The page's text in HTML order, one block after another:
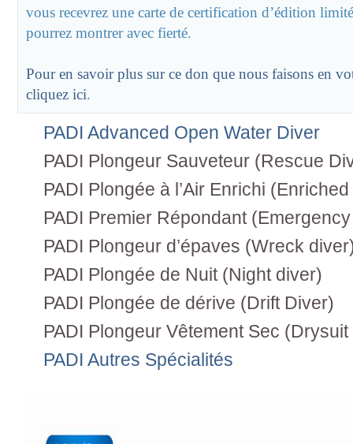
vous recevrez une carte de certification d’édition
pourrez montrer avec fierté.
Pour en savoir plus sur ce don que nous faisons en
cliquez ici.
PADI Advanced Open Water Diver
PADI Plongeur Sauveteur (Rescue
PADI Plongée à l’Air Enrichi
PADI Premier Répondant
PADI Plongeur d’épaves (Wreck
PADI Plongée de Nuit (Night diver)
PADI Plongée de dérive (Drift Diver)
PADI Plongeur Vêtement Sec
PADI Autres Spécialités